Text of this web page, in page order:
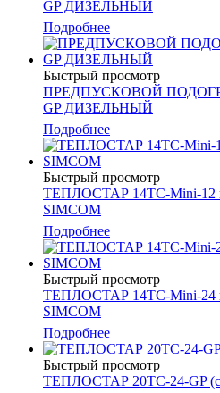
GP ДИЗЕЛЬНЫЙ
Подробнее
Быстрый просмотр
ПРЕДПУСКОВОЙ
GP ДИЗЕЛЬНЫЙ
Подробнее
Быстрый просмотр
ТЕПЛОСТАР 14ТС-Mini-12
SIMCOM
Подробнее
Быстрый просмотр
ТЕПЛОСТАР 14ТС-Mini-24
SIMCOM
Подробнее
Быстрый просмотр
ТЕПЛОСТАР 20ТС-24-GP